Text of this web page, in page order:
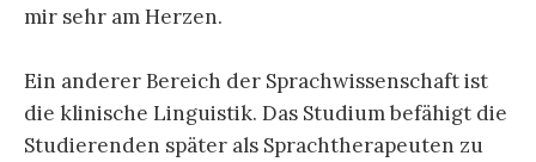
mir sehr am Herzen.
Ein anderer Bereich der Sprachwissenschaft ist
die klinische Linguistik. Das Studium befähigt die
Studierenden später als Sprachtherapeuten zu